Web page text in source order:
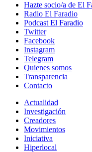
Hazte socio/a de El
Radio El Faradio
Podcast El Faradio
Twitter
Facebook
Instagram
Telegram
Quienes somos
Transparencia
Contacto
Actualidad
Investigación
Creadores
Movimientos
Iniciativa
Hiperlocal